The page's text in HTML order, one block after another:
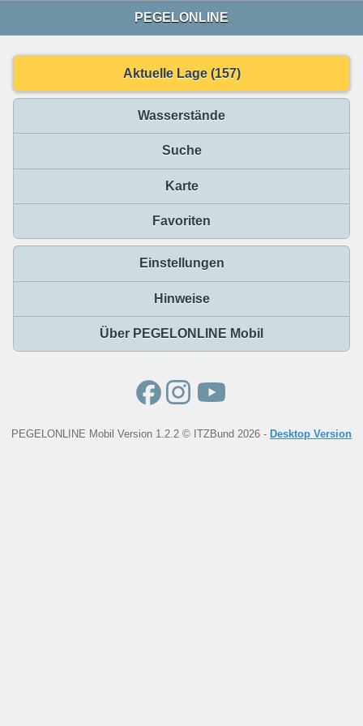
PEGELONLINE
Aktuelle Lage (157)
Wasserstände
Suche
Karte
Favoriten
Einstellungen
Hinweise
Über PEGELONLINE Mobil
PEGELONLINE Mobil Version 1.2.2 © ITZBund 2026 - Desktop Version